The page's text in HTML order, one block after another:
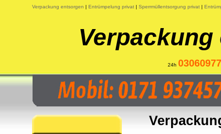
Verpackung entsorgen | Entrümpelung privat | Sperrmüllentsorgung privat |
24h